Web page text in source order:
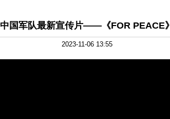
中国军队最新宣传片——《FOR PEACE》
2023-11-06 13:55